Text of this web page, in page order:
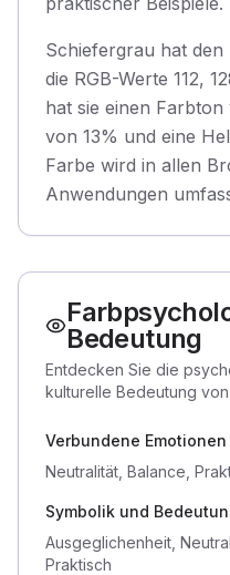
Schiefergrau hat
die RGB-Werte 112,
hat sie einen Farbton
von 13% und eine
Farbe wird in allen
Anwendungen
Bedeutung
Entdecken Sie die
kulturelle Bedeutung
Verbundene Emotionen
Neutralität, Balance,
Symbolik und
Ausgeglichenheit,
Praktisch